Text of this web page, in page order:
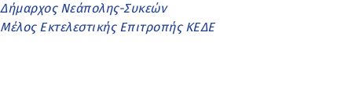
Δήμαρχος Νεάπολης-Συκεών
Μέλος Εκτελεστικής Επιτροπής ΚΕΔΕ